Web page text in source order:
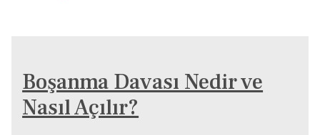
Boşanma Davası Nedir ve
Nasıl Açılır?